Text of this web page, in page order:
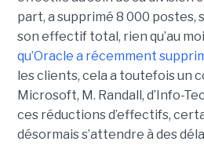
part, a supprimé 8 000 postes,
son effectif total, rien qu’au
qu’Oracle a récemment
les clients, cela a toutefois un
Microsoft, M. Randall, d’Info-
ces réductions d’effectifs,
désormais s’attendre à des